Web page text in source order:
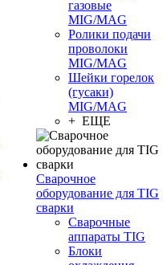
газовые
MIG/MAG
Ролики подачи
проволоки
MIG/MAG
Шейки горелок
(гусаки)
MIG/MAG
+ ЕЩЕ
Сварочное
оборудование для TIG
сварки
Сварочные
аппараты TIG
Блоки